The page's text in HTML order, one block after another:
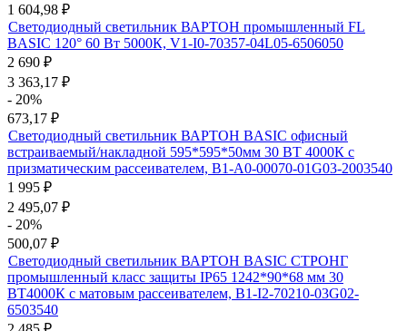
1 604,98 ₽
Светодиодный светильник ВАРТОН промышленный FL
BASIC 120° 60 Вт 5000К, V1-I0-70357-04L05-6506050
2 690 ₽
3 363,17 ₽
- 20%
673,17 ₽
Светодиодный светильник ВАРТОН BASIC офисный
встраиваемый/накладной 595*595*50мм 30 ВТ 4000К с
призматическим рассеивателем, B1-A0-00070-01G03-2003540
1 995 ₽
2 495,07 ₽
- 20%
500,07 ₽
Светодиодный светильник ВАРТОН BASIC СТРОНГ
промышленный класс защиты IP65 1242*90*68 мм 30
ВТ4000К с матовым рассеивателем, B1-I2-70210-03G02-
6503540